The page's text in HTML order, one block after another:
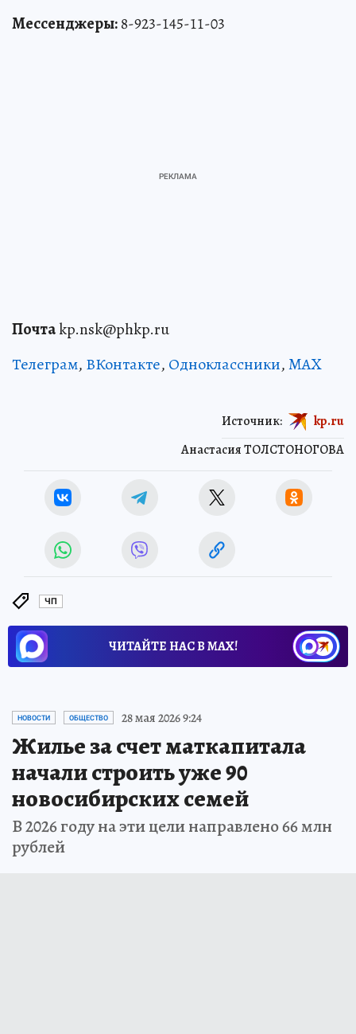
Мессенджеры:8-923-145-11-03
Почтаkp.nsk@phkp.ru
Телеграм, ВКонтакте, Одноклассники,MAX
Анастасия ТОЛСТОНОГОВА
Источник: kp.ru
ЧП
ЧИТАЙТЕ НАС В МАХ!
НОВОСТИ ОБЩЕСТВО 28 мая 2026 9:24
Жилье за счет маткапитала
начали строить уже 90
новосибирских семей
В 2026 году на эти цели направлено 66 млн
рублей